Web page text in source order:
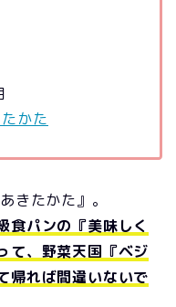
かた
きたかた』。
食パンの『美味しく
て、野菜天国『ベジ
帰れば間違いないで